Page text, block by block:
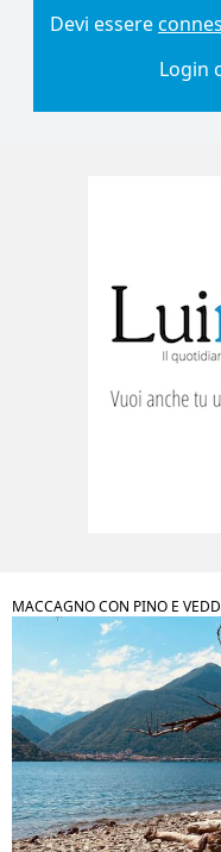
Devi essere
Login
MACCAGNO CON PINO E